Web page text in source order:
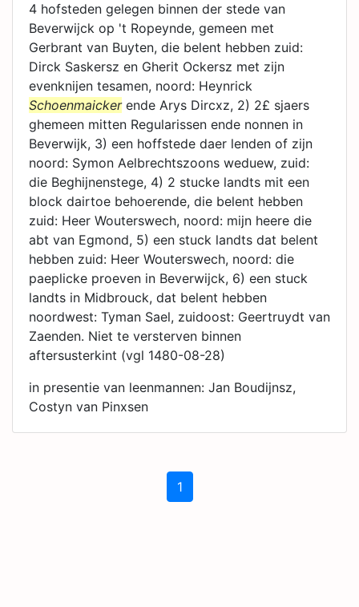
4 hofsteden gelegen binnen der stede van
Beverwijck op 't Ropeynde, gemeen met
Gerbrant van Buyten, die belent hebben zuid:
Dirck Saskersz en Gherit Ockersz met zijn
evenknijen tesamen, noord: Heynrick
Schoenmaickerende Arys Dircxz, 2) 2£ sjaers
ghemeen mitten Regularissen ende nonnen in
Beverwijk, 3) een hoffstede daer lenden of zijn
noord: Symon Aelbrechtszoons weduew, zuid:
die Beghijnenstege, 4) 2 stucke landts mit een
block dairtoe behoerende, die belent hebben
zuid: Heer Wouterswech, noord: mijn heere die
abt van Egmond, 5) een stuck landts dat belent
hebben zuid: Heer Wouterswech, noord: die
paeplicke proeven in Beverwijck, 6) een stuck
landts in Midbrouck, dat belent hebben
noordwest: Tyman Sael, zuidoost: Geertruydt van
Zaenden. Niet te versterven binnen
aftersusterkint (vgl 1480-08-28)
in presentie van leenmannen: Jan Boudijnsz,
Costyn van Pinxsen
1